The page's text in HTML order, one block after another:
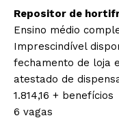
Repositor de
Ensino médio
Imprescindível
fechamento de loja
atestado de
1.814,16 + benefícios
6 vagas